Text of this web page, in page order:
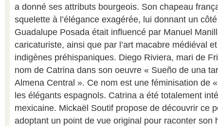
a donné ses attributs bourgeois. Son chapeau
squelette à l’élégance exagérée, lui donnant un
Guadalupe Posada était influencé par Manuel
caricaturiste, ainsi que par l’art macabre médiéval
indigènes préhispaniques. Diego Riviera, mari de
nom de Catrina dans son oeuvre « Sueño de una
Almena Central ». Ce nom est une féminisation de
les élégants espagnols. Catrina a été totalement
mexicaine. Mickaël Soutif propose de découvrir ce
adoptant un point de vue original pour raconter son